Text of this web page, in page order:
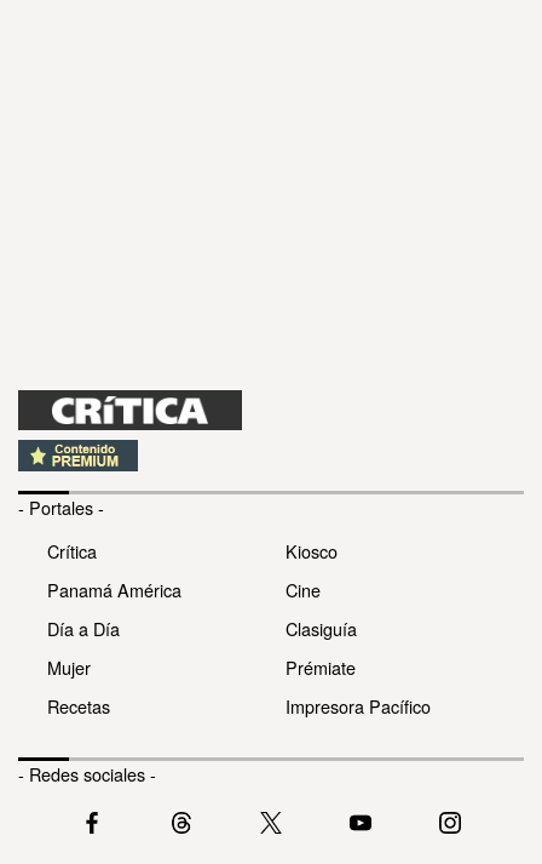
- Portales -
Crítica
Panamá América
Día a Día
Mujer
Recetas
Kiosco
Cine
Clasiguía
Prémiate
Impresora Pacífico
- Redes sociales -